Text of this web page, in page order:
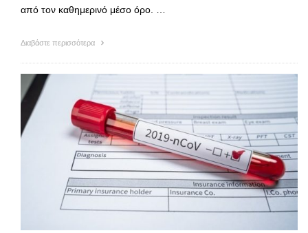
από τον καθημερινό μέσο όρο. …
Διαβάστε περισσότερα